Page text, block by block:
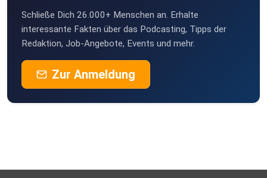
Schließe Dich 26.000+ Menschen an. Erhalte
interessante Fakten über das Podcasting, Tipps der
Redaktion, Job-Angebote, Events und mehr.
Zur Anmeldung